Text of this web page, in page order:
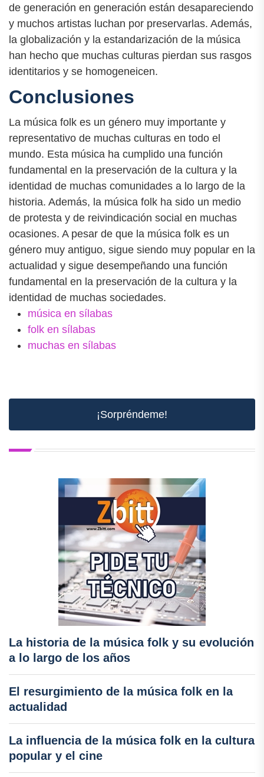
de generación en generación están desapareciendo
y muchos artistas luchan por preservarlas. Además,
la globalización y la estandarización de la música
han hecho que muchas culturas pierdan sus rasgos
identitarios y se homogeneicen.
Conclusiones
La música folk es un género muy importante y
representativo de muchas culturas en todo el
mundo. Esta música ha cumplido una función
fundamental en la preservación de la cultura y la
identidad de muchas comunidades a lo largo de la
historia. Además, la música folk ha sido un medio
de protesta y de reivindicación social en muchas
ocasiones. A pesar de que la música folk es un
género muy antiguo, sigue siendo muy popular en la
actualidad y sigue desempeñando una función
fundamental en la preservación de la cultura y la
identidad de muchas sociedades.
música en sílabas
folk en sílabas
muchas en sílabas
¡Sorpréndeme!
La historia de la música folk y su evolución
a lo largo de los años
El resurgimiento de la música folk en la
actualidad
La influencia de la música folk en la cultura
popular y el cine